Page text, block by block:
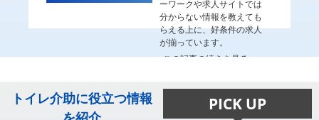
ーワークや求人サイトでは
分からない情報を教えても
らえる上に、好条件の求人
が揃っています。
この記事の続きを見る
トイレ介助に役立つ情報
PICK UP